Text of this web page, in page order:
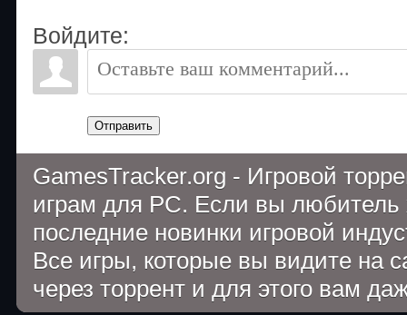
Войдите:
Отправить
GamesTracker.org - Игровой
играм для PC. Если вы
последние новинки игровой
Все игры, которые вы видите на
через торрент и для этого вам